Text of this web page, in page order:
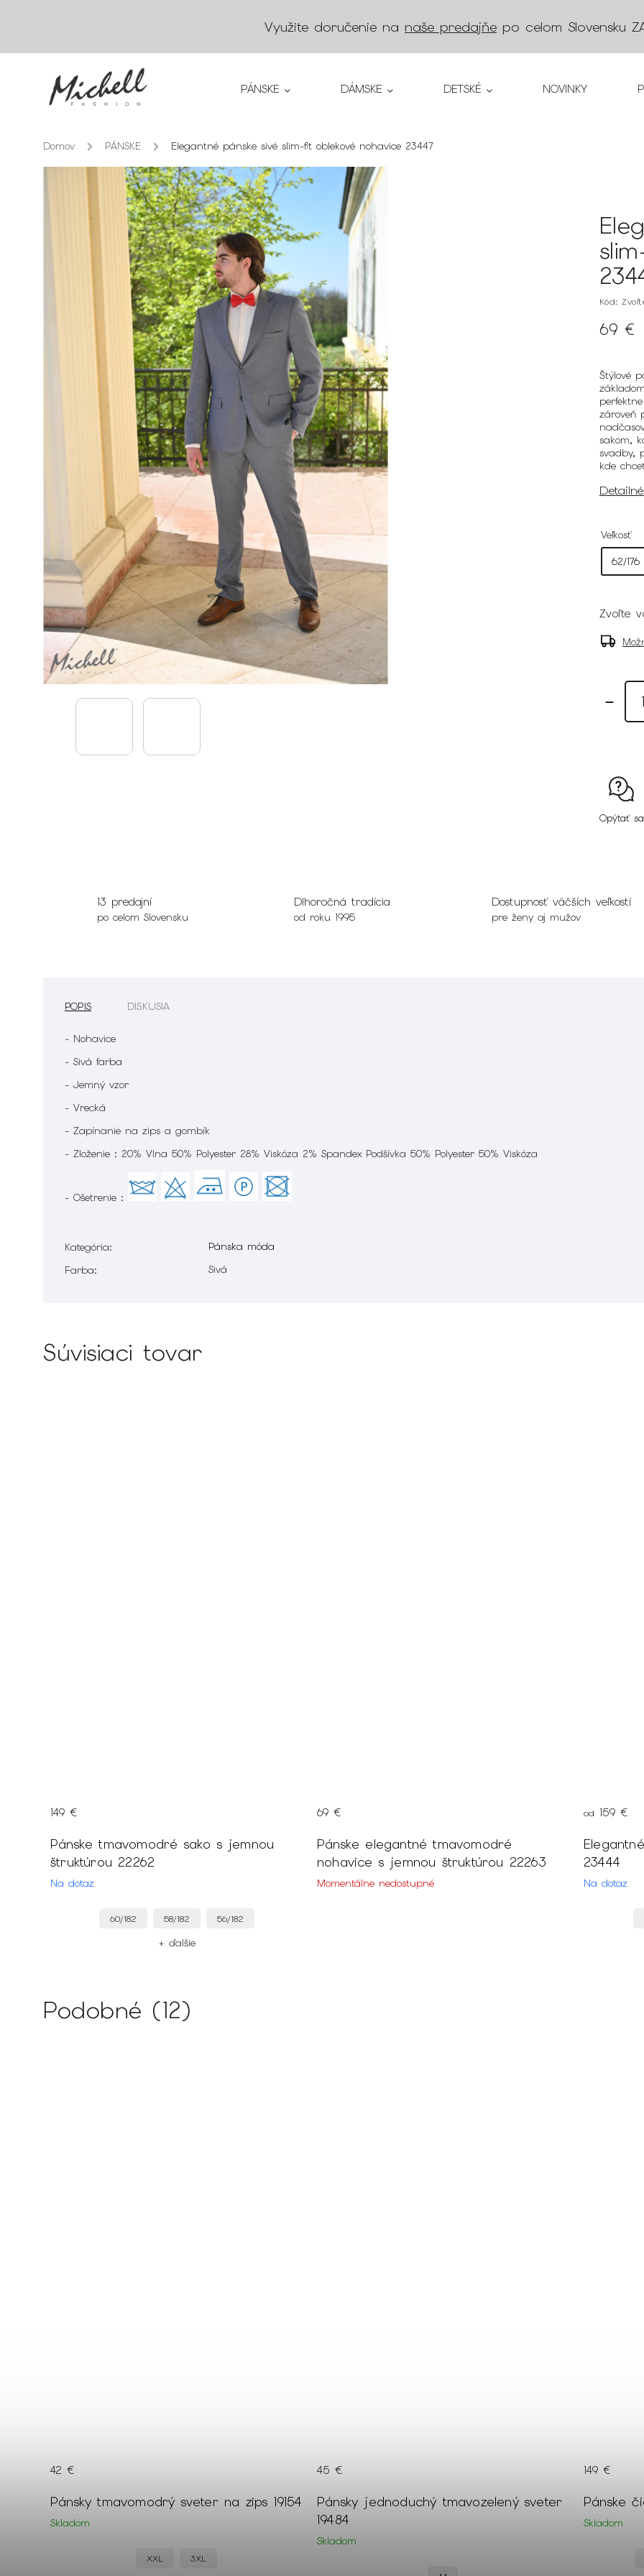
Využite doručenie na naše predajňe po celom Slovensku
PÁNSKE DÁMSKE DETSKÉ NOVINKY
Domov / PÁNSKE / Elegantné pánske sivé slim-fit oblekové nohavice 23447
Kód:
69 €
Štýlové
zároveň
sakom,
svadby,
kde
Veľkosť
Zvoľte
Opýtať sa
13 predajní
po celom Slovensku
Dlhoročná tradícia
od roku 1995
Dostupnosť väčších veľkostí
pre ženy aj mužov
POPIS DISKUSIA
- Nohavice
- Sivá farba
- Jemný vzor
- Vrecká
- Zapínanie na zips a gombík
- Zloženie : 20% Vlna 50% Polyester 28% Viskóza 2% Spandex Podšívka 50% Polyester 50% Viskóza
- Ošetrenie :
Kategória:
Pánska móda
Farba: Sivá
Súvisiaci tovar
Pánske tmavomodré sako s jemnou
štruktúrou 22262
Na dotaz
149 €
60/182 58/182 56/182
+ ďalšie
Pánske elegantné tmavomodré
nohavice s jemnou štruktúrou 22263
Momentálne nedostupné
69 €
23444
Na dotaz
od 159 €
Podobné (12)
Pánsky tmavomodrý sveter na zips 19154
Skladom
42 €
XXL 3XL
Pánsky jednoduchý tmavozelený sveter
19484
Skladom
45 €
Pánske
Skladom
149 €